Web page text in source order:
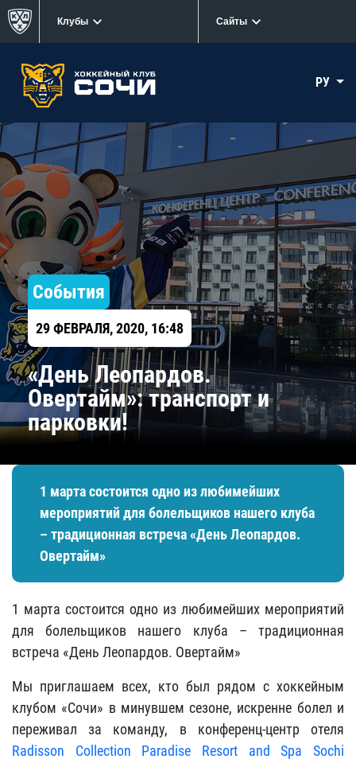
Клубы Сайты
РУ
События
29 ФЕВРАЛЯ, 2020, 16:48
«День Леопардов.
Овертайм»: транспорт и
парковки!
1 марта состоится одно из любимейших
мероприятий для болельщиков нашего клуба
– традиционная встреча «День Леопардов.
Овертайм»
1 марта состоится одно из любимейших мероприятий
для болельщиков нашего клуба – традиционная
встреча «День Леопардов. Овертайм»
Мы приглашаем всех, кто был рядом с хоккейным
клубом «Сочи» в минувшем сезоне, искренне болел и
переживал за команду, в конференц-центр отеля
Radisson Collection Paradise Resort and Spa Sochi